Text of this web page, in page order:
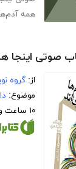
همه
صوتی اینجا
از: گروه
موضوع:
۱۰ ساعت و ۵ دقیقه